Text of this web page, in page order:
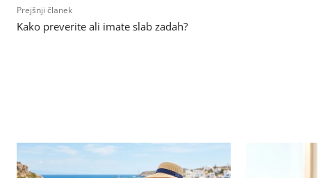
Prejšnji članek
Kako preverite ali imate slab zadah?